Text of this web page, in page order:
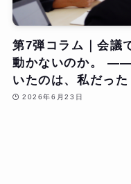
第7弾コラム｜会議
動かないのか。 ——
いたのは、私だった
2026年6月23日